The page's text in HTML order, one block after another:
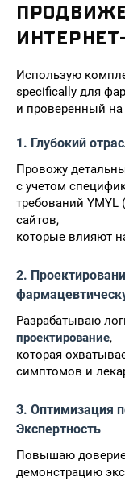
Использую
specifically для
и проверенный на
1. Глубокий
Провожу
с учетом
требований YMYL
сайтов,
которые влияют
2.
Разрабатываю
проектирование,
которая
симптомов и
3. Оптимизация
Экспертность
Повышаю доверие
демонстрацию